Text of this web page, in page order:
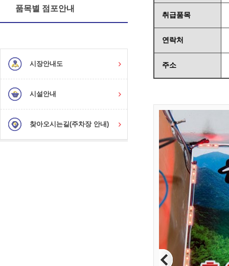
품목별 점포안내
시장안내도
시설안내
찾아오시는길(주차장 안내)
취급품목
연락처
주소